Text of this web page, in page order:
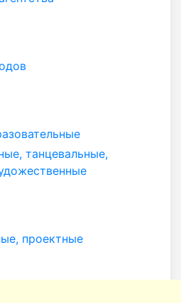
танцевальные,
проектные